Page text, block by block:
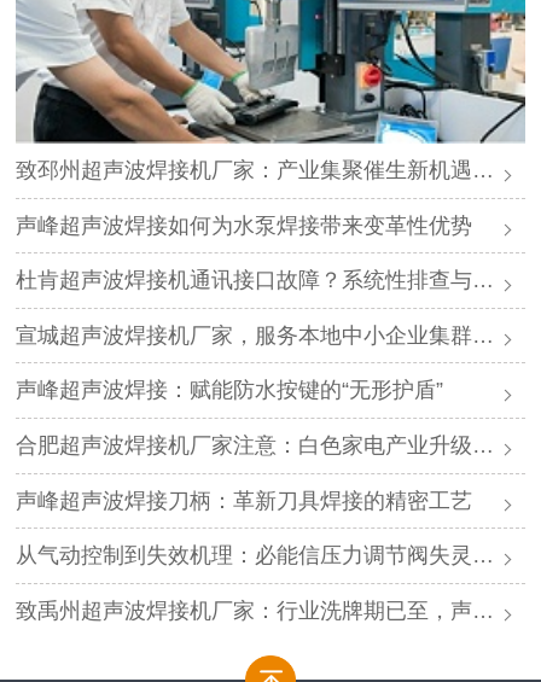
致邳州超声波焊接机厂家：产业集聚催生新机遇，声峰源头工厂邀您抱团发展
声峰超声波焊接如何为水泵焊接带来变革性优势
杜肯超声波焊接机通讯接口故障？系统性排查与专业解决方案
宣城超声波焊接机厂家，服务本地中小企业集群，声峰ODM贴牌助您轻装上阵
声峰超声波焊接：赋能防水按键的“无形护盾”
合肥超声波焊接机厂家注意：白色家电产业升级，声峰源头工厂诚邀加盟
声峰超声波焊接刀柄：革新刀具焊接的精密工艺
从气动控制到失效机理：必能信压力调节阀失灵的深度解析与专业修复
致禹州超声波焊接机厂家：行业洗牌期已至，声峰源头工厂邀您抱团取暖